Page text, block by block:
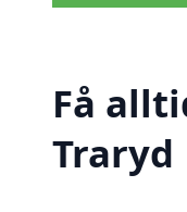
Få
Traryd